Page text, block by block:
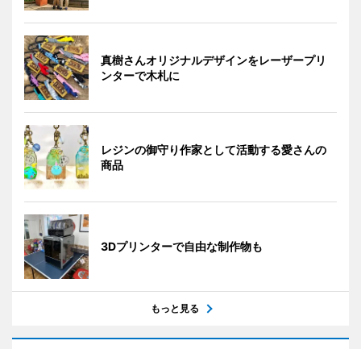
真樹さんオリジナルデザインをレーザープリ
ンターで木札に
レジンの御守り作家として活動する愛さんの
商品
3Dプリンターで自由な制作物も
もっと見る